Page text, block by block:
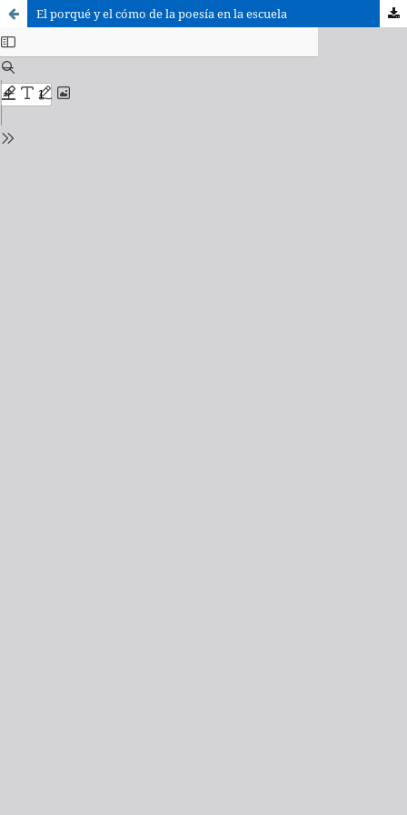
El porqué y el cómo de la poesía en la escuela